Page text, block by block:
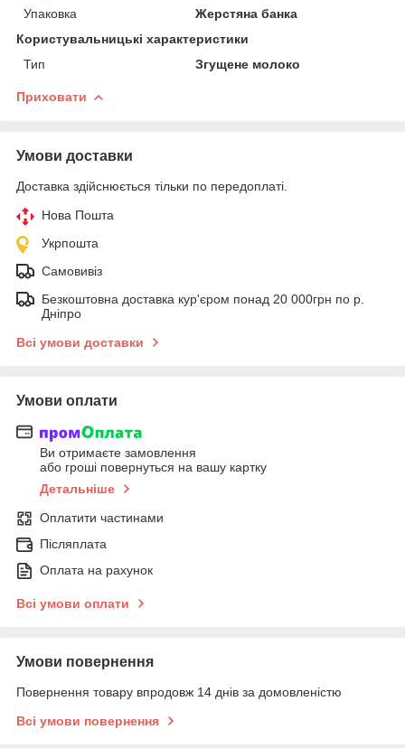
Упаковка
Жерстяна банка
Користувальницькі характеристики
Тип
Згущене молоко
Приховати
Умови доставки
Доставка здійснюється тільки по передоплаті.
Нова Пошта
Укрпошта
Самовивіз
Безкоштовна доставка кур'єром понад 20 000грн по р.
Дніпро
Всі умови доставки
Умови оплати
Ви отримаєте замовлення
або гроші повернуться на вашу картку
Детальніше
Оплатити частинами
Післяплата
Оплата на рахунок
Всі умови оплати
Умови повернення
Повернення товару впродовж 14 днів за домовленістю
Всі умови повернення